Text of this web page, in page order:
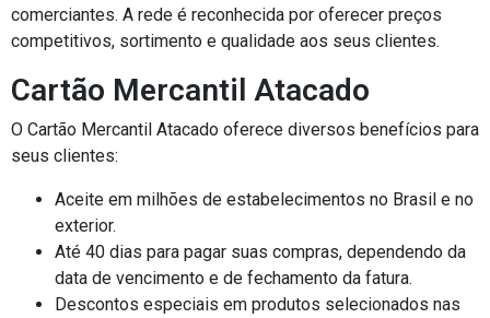
comerciantes. A rede é reconhecida por oferecer preços
competitivos, sortimento e qualidade aos seus clientes.
Cartão Mercantil Atacado
O Cartão Mercantil Atacado oferece diversos benefícios para
seus clientes:
Aceite em milhões de estabelecimentos no Brasil e no
exterior.
Até 40 dias para pagar suas compras, dependendo da
data de vencimento e de fechamento da fatura.
Descontos especiais em produtos selecionados nas